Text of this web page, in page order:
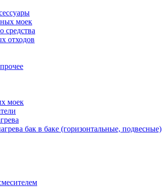
моек
средства
отходов
моек
бак в баке (горизонтальные, подвесные)